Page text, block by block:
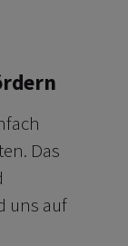
Das
uns auf